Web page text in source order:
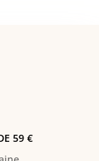
59 €